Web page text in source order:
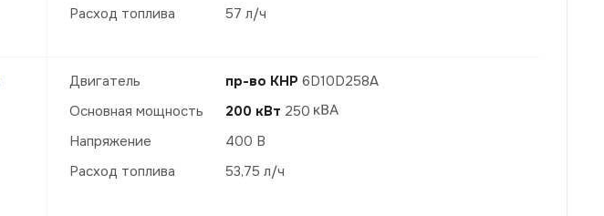
Расход топлива
57 л/ч
Двигатель пр-во КНР 6D10D258A
Основная мощность
200 кВт 250
Напряжение
400 В
Расход топлива
53,75 л/ч